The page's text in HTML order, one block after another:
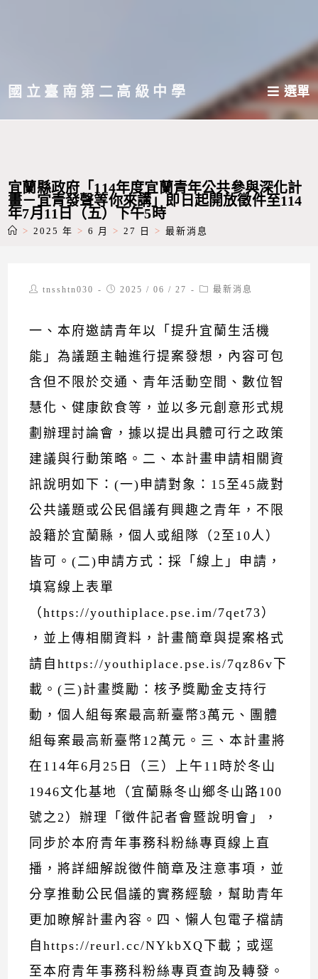
主國立臺南第二高級中學 選單
宜蘭縣政府「114年度宜蘭青年公共參與深化計
畫－宜青發聲等你來講」即日起開放徵件至114
年7月11日（五）下午5時
> 2025 年 > 6 月 > 27 日 > 最新消息
Posttnsshtn030
Post2025 / 06 / 27
Post最新消息
一、本府邀請青年以「提升宜蘭生活機
能」為議題主軸進行提案發想，內容可包
含但不限於交通、青年活動空間、數位智
慧化、健康飲食等，並以多元創意形式規
劃辦理討論會，據以提出具體可行之政策
建議與行動策略。二、本計畫申請相關資
訊說明如下：(一)申請對象：15至45歲對
公共議題或公民倡議有興趣之青年，不限
設籍於宜蘭縣，個人或組隊（2至10人）
皆可。(二)申請方式：採「線上」申請，
填寫線上表單
（https://youthiplace.pse.im/7qet73）
，並上傳相關資料，計畫簡章與提案格式
請自https://youthiplace.pse.is/7qz86v下
載。(三)計畫獎勵：核予獎勵金支持行
動，個人組每案最高新臺幣3萬元、團體
組每案最高新臺幣12萬元。三、本計畫將
在114年6月25日（三）上午11時於冬山
1946文化基地（宜蘭縣冬山鄉冬山路100
號之2）辦理「徵件記者會暨說明會」，
同步於本府青年事務科粉絲專頁線上直
播，將詳細解說徵件簡章及注意事項，並
分享推動公民倡議的實務經驗，幫助青年
更加瞭解計畫內容。四、懶人包電子檔請
自https://reurl.cc/NYkbXQ下載；或逕
至本府青年事務科粉絲專頁查詢及轉發。